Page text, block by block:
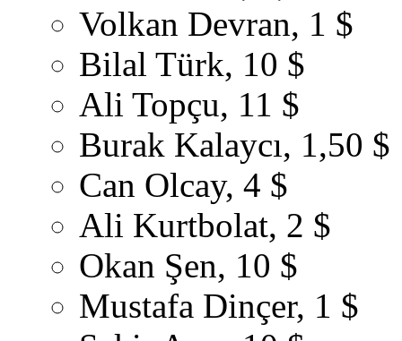
Volkan Devran, 1 $
Bilal Türk, 10 $
Ali Topçu, 11 $
Burak Kalaycı, 1,50 $
Can Olcay, 4 $
Ali Kurtbolat, 2 $
Okan Şen, 10 $
Mustafa Dinçer, 1 $